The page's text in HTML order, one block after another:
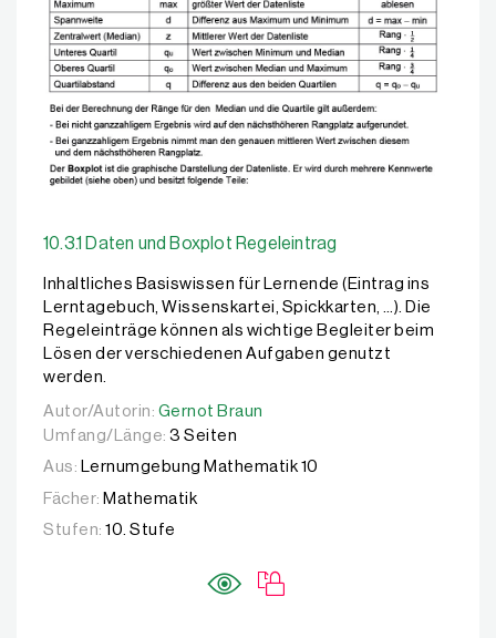
10.3.1 Daten und Boxplot Regeleintrag
Inhaltliches Basiswissen für Lernende (Eintrag ins
Lerntagebuch, Wissenskartei, Spickkarten, …). Die
Regeleinträge können als wichtige Begleiter beim
Lösen der verschiedenen Aufgaben genutzt
werden.
Autor/Autorin: Gernot Braun
Autor/Autorin: Gernot Braun
Umfang/Länge: 3 Seiten
Aus: Lernumgebung Mathematik 10
Fächer: Mathematik
Stufen: 10. Stufe